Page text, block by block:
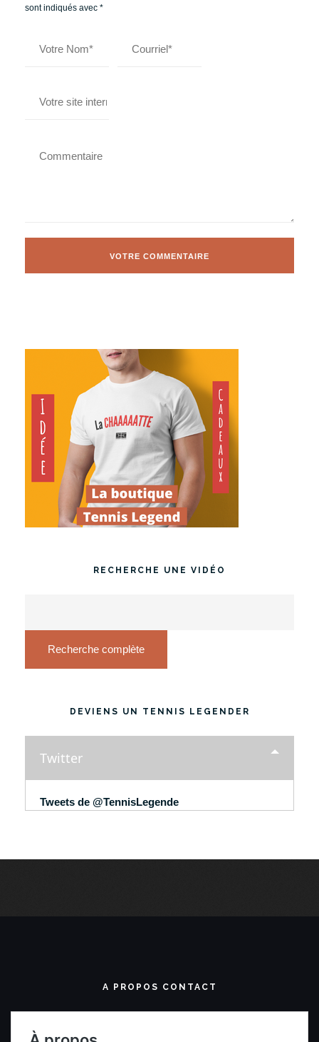
sont indiqués avec *
RECHERCHE UNE VIDÉO
Recherche complète
DEVIENS UN TENNIS LEGENDER
Twitter
Tweets de @TennisLegende
A PROPOS CONTACT